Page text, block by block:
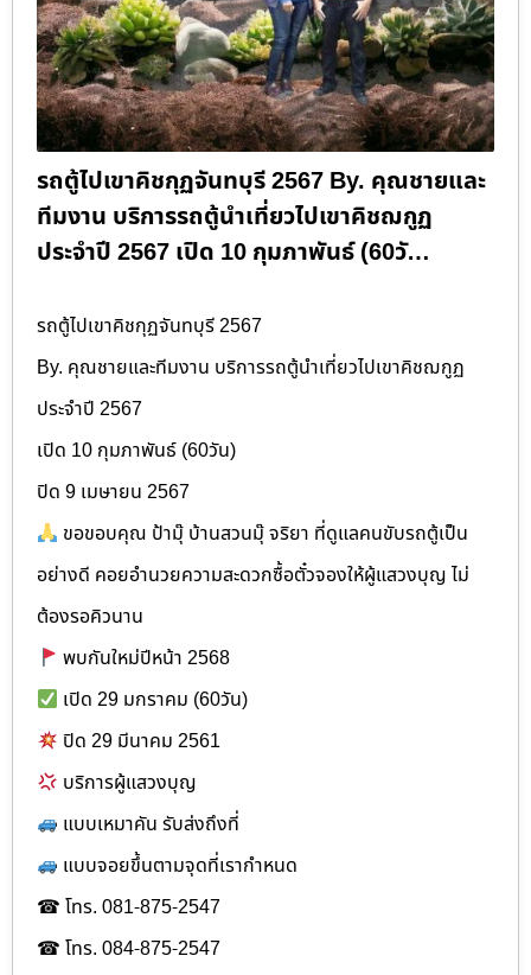
รถตู้ไปเขาคิชกุฏจันทบุรี 2567 By. คุณชายและ
ทีมงาน บริการรถตู้นำเที่ยวไปเขาคิชฌกูฏ
ประจำปี 2567 เปิด 10 กุมภาพันธ์ (60วั…
รถตู้ไปเขาคิชกุฏจันทบุรี 2567
By. คุณชายและทีมงาน บริการรถตู้นำเที่ยวไปเขาคิชฌกูฏ
ประจำปี 2567
เปิด 10 กุมภาพันธ์ (60วัน)
ปิด 9 เมษายน 2567
ขอขอบคุณ ป้ามุ๊ บ้านสวนมุ๊ จริยา ที่ดูแลคนขับรถตู้เป็น
อย่างดี คอยอำนวยความสะดวกซื้อตั๋วจองให้ผู้แสวงบุญ ไม่
ต้องรอคิวนาน
พบกันใหม่ปีหน้า 2568
เปิด 29 มกราคม (60วัน)
ปิด 29 มีนาคม 2561
บริการผู้แสวงบุญ
แบบเหมาคัน รับส่งถึงที่
แบบจอยขึ้นตามจุดที่เรากำหนด
☎ โทร. 081-875-2547
☎ โทร. 084-875-2547